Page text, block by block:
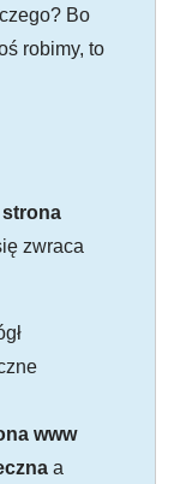
Bo
robimy, to
strona
zwraca
www
a